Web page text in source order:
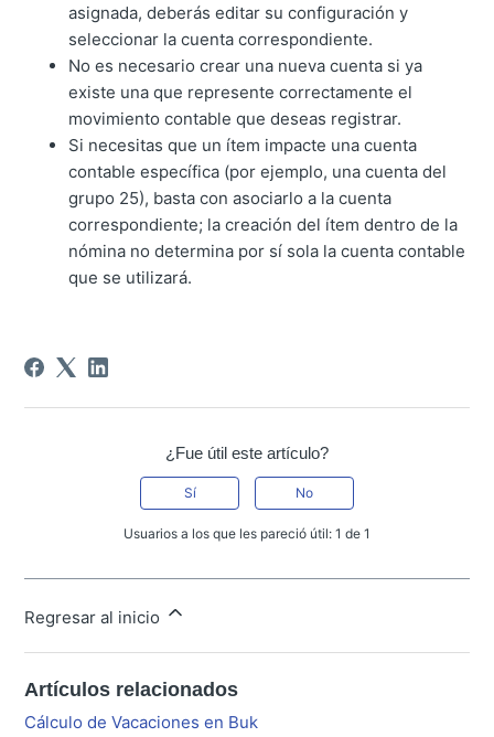
asignada, deberás editar su configuración y
seleccionar la cuenta correspondiente.
No es necesario crear una nueva cuenta si ya
existe una que represente correctamente el
movimiento contable que deseas registrar.
Si necesitas que un ítem impacte una cuenta
contable específica (por ejemplo, una cuenta del
grupo 25), basta con asociarlo a la cuenta
correspondiente; la creación del ítem dentro de la
nómina no determina por sí sola la cuenta contable
que se utilizará.
¿Fue útil este artículo?
Sí No
Usuarios a los que les pareció útil: 1 de 1
Regresar al inicio
Artículos relacionados
Cálculo de Vacaciones en Buk